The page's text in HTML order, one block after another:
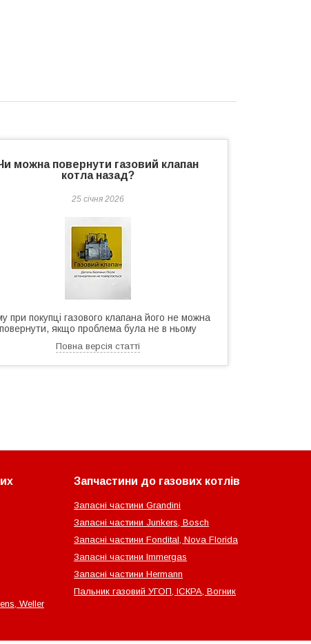
можна повернути газовий клапан
котла назад?
25 січня 2026
при покупці газового клапана його не можна
повернути, якщо проблема була не в ньому
Повна версія статті
Weller
Запчастини до газових котлів
Запасні частини Grandini
Запасні частини Junkers, Bosch
Запасні частини Fondital, Nova Florida
Запасні частини Immergas
Запасні частини Hermann
Пальник газовий УГОП, ІСКРА, Вогник